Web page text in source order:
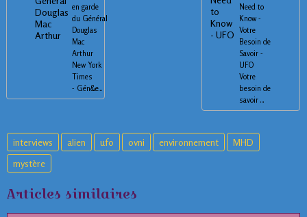
en garde
du Général
Douglas
Mac
Arthur
New York
Times
- Gén&e...
Need to
Know -
Votre
Besoin de
Savoir -
UFO
Votre
besoin de
savoir ...
interviews alien ufo ovni environnement
MHD
mystère
Articles similaires